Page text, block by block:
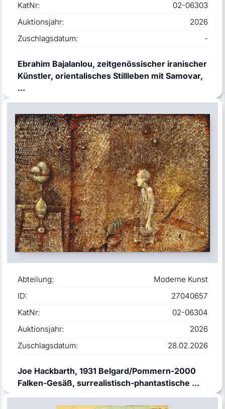
KatNr:
02-06303
Auktionsjahr:
2026
Zuschlagsdatum:
-
Ebrahim Bajalanlou, zeitgenössischer iranischer
Künstler, orientalisches Stillleben mit Samovar,
...
Abteilung:
Moderne Kunst
ID:
27040657
KatNr:
02-06304
Auktionsjahr:
2026
Zuschlagsdatum:
28.02.2026
Joe Hackbarth, 1931 Belgard/Pommern-2000
Falken-Gesäß, surrealistisch-phantastische ...